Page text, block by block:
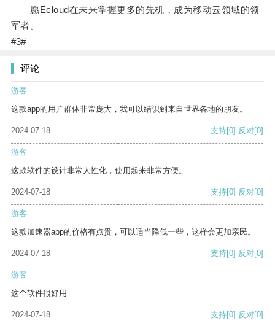
愿Ecloud在未来掌握更多的先机，成为移动云领域的领
军者。
#3#
评论
游客
这款app的用户群体非常庞大，我可以结识到来自世界各地的朋友。
2024-07-18 支持[0] 反对[0]
游客
这款软件的设计非常人性化，使用起来非常方便。
2024-07-18 支持[0] 反对[0]
游客
这款加速器app的价格有点贵，可以适当降低一些，这样会更加亲民。
2024-07-18 支持[0] 反对[0]
游客
这个软件很好用
2024-07-18 支持[0] 反对[0]